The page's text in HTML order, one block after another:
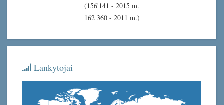
(156'141 - 2015 m.
162 360 - 2011 m.)
Lankytojai